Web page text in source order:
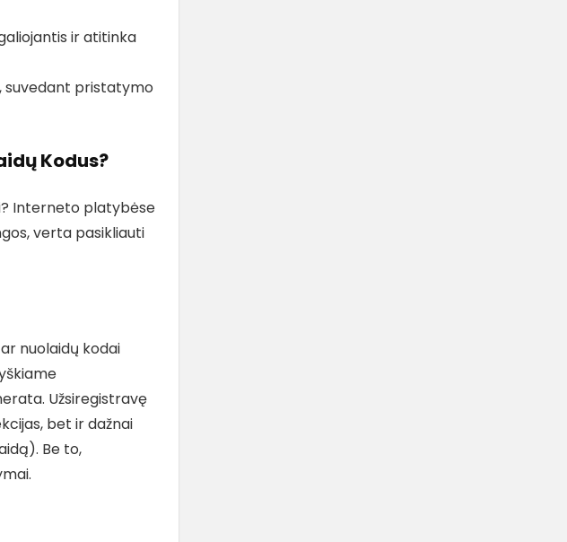
ir atitinka
suvedant pristatymo
Kodus?
Interneto platybėse
verta pasikliauti
nuolaidų kodai
Užsiregistravę
bet ir dažnai
Be to,